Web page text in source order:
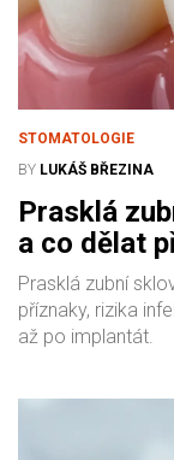
STOMATOLOGIE
BY LUKÁŠ BŘEZINA
Prasklá
a co dělat
Prasklá zubní
příznaky, rizika
až po implantát.